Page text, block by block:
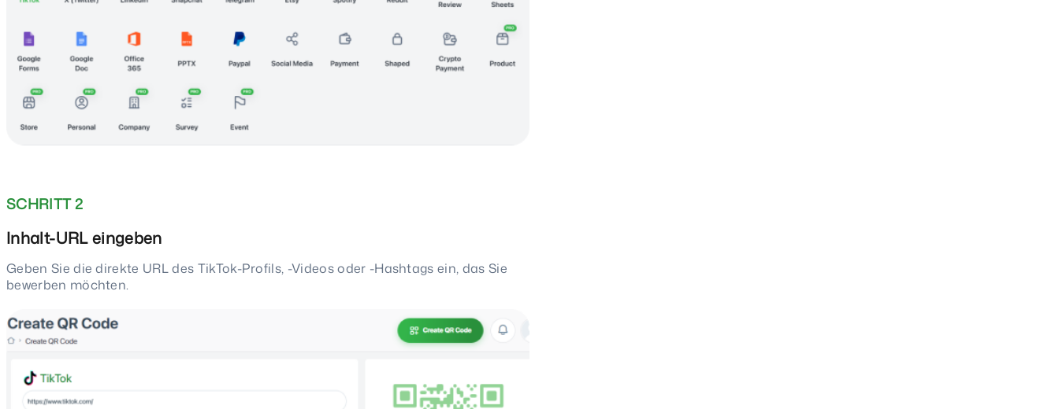
SCHRITT 2
Inhalt-URL eingeben
Geben Sie die direkte URL des TikTok-Profils, -Videos oder -Hashtags ein, das Sie
bewerben möchten.